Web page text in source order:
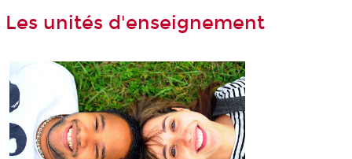
Les unités d'enseignement